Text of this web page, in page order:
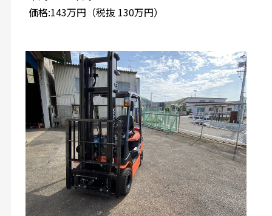
価格:143万円（税抜 130万円）